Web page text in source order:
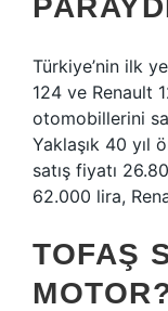
Türkiye’nin ilk
124 ve Renault
otomobillerini
Yaklaşık 40 yıl
satış fiyatı
62.000 lira,
TOFAŞ